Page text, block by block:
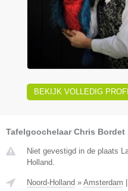
BEKIJK VOLLEDIG
Tafelgoochelaar Chris Bordet
Niet gevestigd in de plaats
Holland.
Noord-Holland » Amsterdam